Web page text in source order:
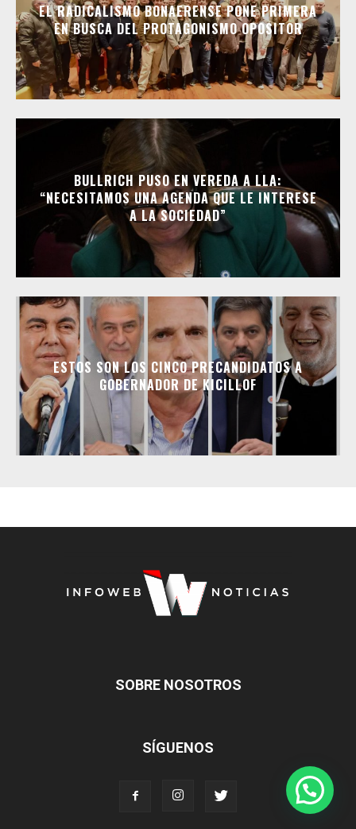
EL RADICALISMO BONAERENSE PONE PRIMERA
EN BUSCA DEL PROTAGONISMO OPOSITOR
BULLRICH PUSO EN VEREDA A LLA:
“NECESITAMOS UNA AGENDA QUE LE INTERESE
A LA SOCIEDAD”
ESTOS SON LOS CINCO PRECANDIDATOS A
GOBERNADOR DE KICILLOF
SOBRE NOSOTROS
SÍGUENOS